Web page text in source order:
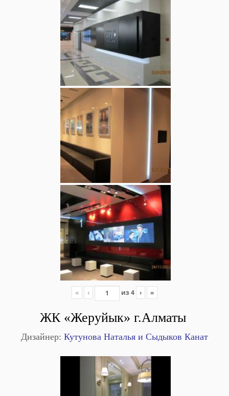
« ‹ из 4 › »
ЖК «Жеруйык» г.Алматы
Дизайнер: Кутунова Наталья и Сыдыков Канат